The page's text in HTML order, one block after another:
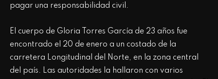
pagar una responsabilidad civil.
El cuerpo de Gloria Torres García de 23 años fue
encontrado el 20 de enero a un costado de la
carretera Longitudinal del Norte, en la zona central
del país. Las autoridades la hallaron con varios